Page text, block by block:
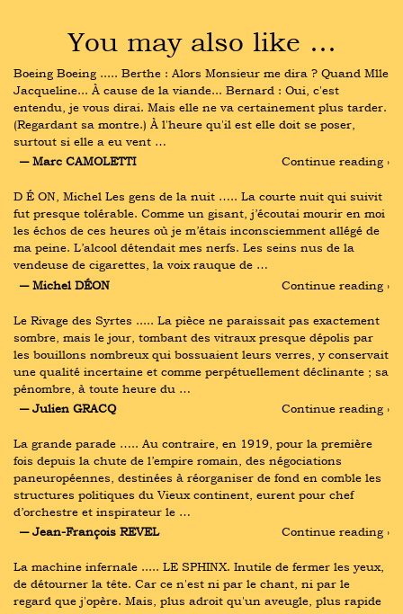
You may also like …
Boeing Boeing ..... Berthe : Alors Monsieur me dira ? Quand Mlle
Jacqueline... À cause de la viande... Bernard : Oui, c'est
entendu, je vous dirai. Mais elle ne va certainement plus tarder.
(Regardant sa montre.) À l'heure qu'il est elle doit se poser,
surtout si elle a eu vent …
― Marc CAMOLETTI
Continue reading ›
D É ON, Michel Les gens de la nuit ….. La courte nuit qui suivit
fut presque tolérable. Comme un gisant, j’écoutai mourir en moi
les échos de ces heures où je m’étais inconsciemment allégé de
ma peine. L’alcool détendait mes nerfs. Les seins nus de la
vendeuse de cigarettes, la voix rauque de …
― Michel DÉON
Continue reading ›
Le Rivage des Syrtes ..... La pièce ne paraissait pas exactement
sombre, mais le jour, tombant des vitraux presque dépolis par
les bouillons nombreux qui bossuaient leurs verres, y conservait
une qualité incertaine et comme perpétuellement déclinante ; sa
pénombre, à toute heure du …
― Julien GRACQ
Continue reading ›
La grande parade ….. Au contraire, en 1919, pour la première
fois depuis la chute de l’empire romain, des négociations
paneuropéennes, destinées à réorganiser de fond en comble les
structures politiques du Vieux continent, eurent pour chef
d’orchestre et inspirateur le …
― Jean-François REVEL
Continue reading ›
La machine infernale ..... LE SPHINX. Inutile de fermer les yeux,
de détourner la tête. Car ce n'est ni par le chant, ni par le
regard que j'opère. Mais, plus adroit qu'un aveugle, plus rapide